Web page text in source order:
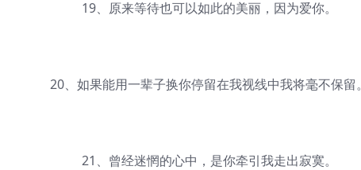
19、原来等待也可以如此的美丽，因为爱你。
20、如果能用一辈子换你停留在我视线中我将毫不保留。
21、曾经迷惘的心中，是你牵引我走出寂寞。